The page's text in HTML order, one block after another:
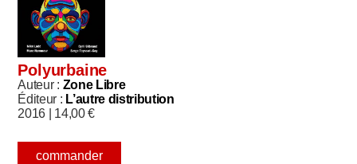
Polyurbaine
Auteur : Zone Libre
Éditeur : L’autre distribution
2016 |
14,00€
commander